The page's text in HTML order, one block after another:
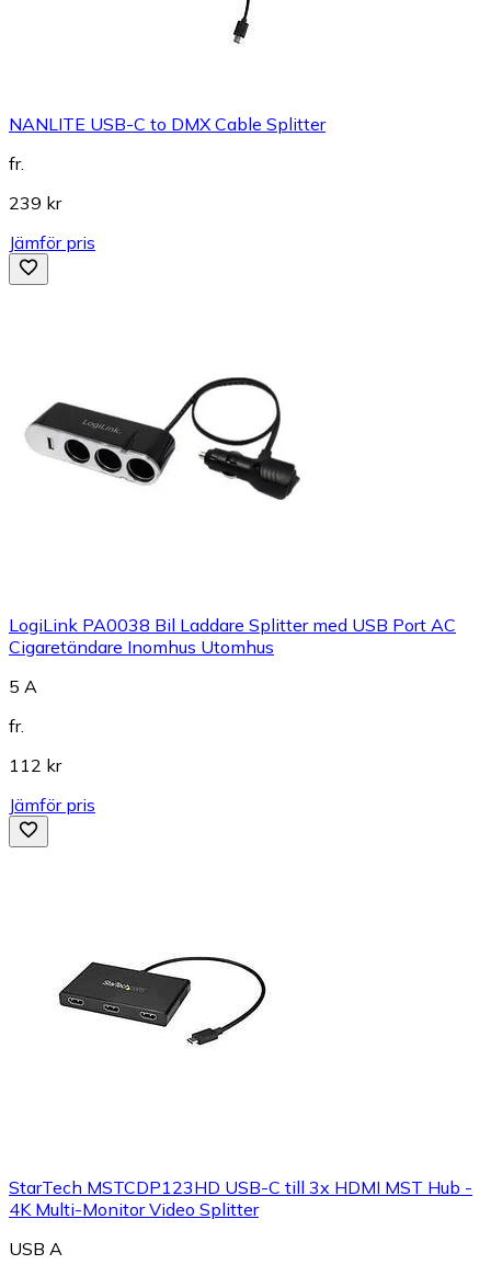
NANLITE USB-C to DMX Cable Splitter
fr.
239 kr
Jämför pris
LogiLink PA0038 Bil Laddare Splitter med USB Port AC
Cigaretändare Inomhus Utomhus
5 A
fr.
112 kr
Jämför pris
StarTech MSTCDP123HD USB-C till 3x HDMI MST Hub -
4K Multi-Monitor Video Splitter
USB A